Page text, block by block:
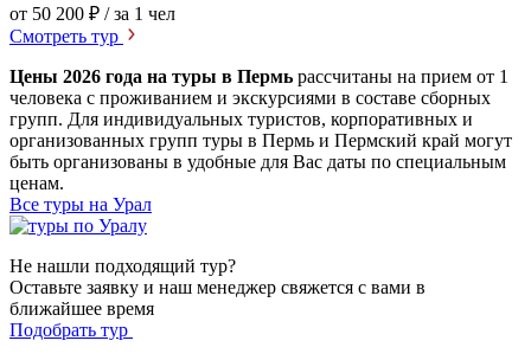
от 50 200 ₽ / за 1 чел
Смотреть тур
Цены 2026 года на туры в Пермь рассчитаны на прием от 1
человека с проживанием и экскурсиями в составе сборных
групп. Для индивидуальных туристов, корпоративных и
организованных групп туры в Пермь и Пермский край могут
быть организованы в удобные для Вас даты по специальным
ценам.
Все туры на Урал
Не нашли подходящий тур?
Оставьте заявку и наш менеджер свяжется с вами в
ближайшее время
Подобрать тур